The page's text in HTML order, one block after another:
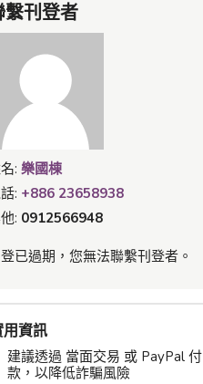
繫刊登者
: 樂國棟
: +886 23658938
: 0912566948
已過期，您無法聯繫刊登者。
用資訊
建議透過 當面交易 或 PayPal 付
款，以降低詐騙風險